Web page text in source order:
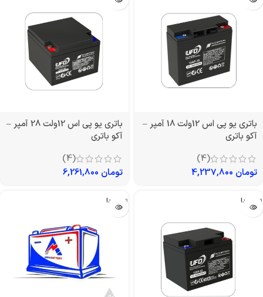
باتری یو پی اس 12ولت 18 آمپر –
آکو باتری
(4)
تومان
باتری یو پی اس 12ولت 28 آمپر –
آکو باتری
(4)
تومان
تمام شد! تمام شد!